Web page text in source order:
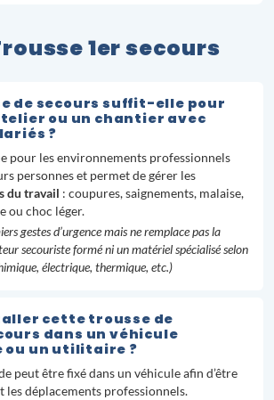
1er secours
de secours suffit-elle pour
ou un chantier avec
?
pour les environnements professionnels
personnes et permet de gérer les
du travail : coupures, saignements, malaise,
ou choc léger.
gestes d’urgence mais ne remplace pas la
secouriste formé ni un matériel spécialisé selon
électrique, thermique, etc.)
cette trousse de
dans un véhicule
ou un utilitaire ?
peut être fixé dans un véhicule afin d’être
les déplacements professionnels.